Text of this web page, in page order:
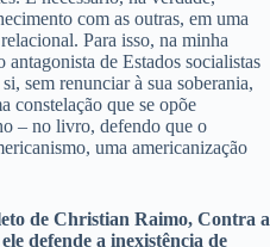
com as outras, em uma
Para isso, na minha
de Estados socialistas
sem renunciar à sua soberania,
constelação que se opõe
– no livro, defendo que o
uma americanização
de Christian Raimo, Contra a
defende a inexistência de